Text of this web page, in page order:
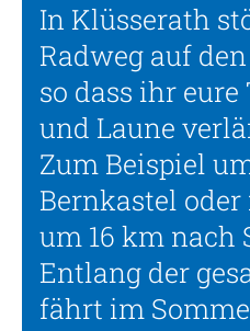
In Klüsserath
Radweg auf
so dass ihr
und Laune
Zum Beispiel
Bernkastel
um 16 km nach
Entlang der
fährt im